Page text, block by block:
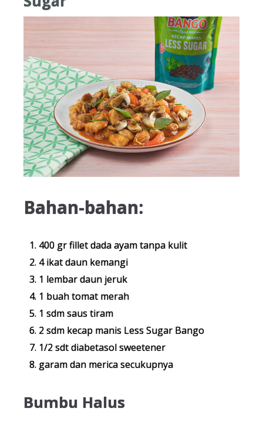
Bahan-bahan:
400 gr fillet dada ayam tanpa kulit
4 ikat daun kemangi
1 lembar daun jeruk
1 buah tomat merah
1 sdm saus tiram
2 sdm kecap manis Less Sugar Bango
1/2 sdt diabetasol sweetener
garam dan merica secukupnya
Bumbu Halus